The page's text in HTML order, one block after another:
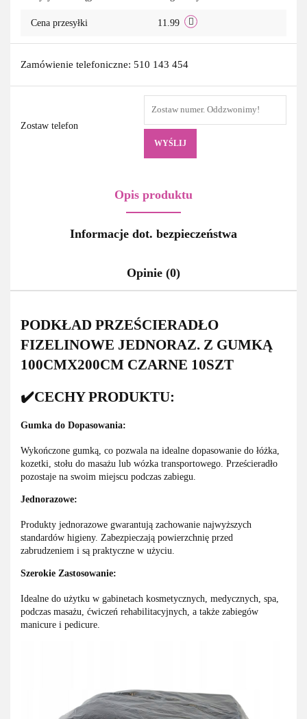
Cena przesyłki 11.99
Zamówienie telefoniczne: 510 143 454
Zostaw telefon
WYŚLIJ
Opis produktu
Informacje dot. bezpieczeństwa
Opinie (0)
PODKŁAD PRZEŚCIERADŁO
FIZELINOWE JEDNORAZ. Z GUMKĄ
100CMX200CM CZARNE 10SZT
✔️CECHY PRODUKTU:
Gumka do Dopasowania:
Wykończone gumką, co pozwala na idealne dopasowanie do łóżka,
kozetki, stołu do masażu lub wózka transportowego. Prześcieradło
pozostaje na swoim miejscu podczas zabiegu.
Jednorazowe:
Produkty jednorazowe gwarantują zachowanie najwyższych
standardów higieny. Zabezpieczają powierzchnię przed
zabrudzeniem i są praktyczne w użyciu.
Szerokie Zastosowanie:
Idealne do użytku w gabinetach kosmetycznych, medycznych, spa,
podczas masażu, ćwiczeń rehabilitacyjnych, a także zabiegów
manicure i pedicure.